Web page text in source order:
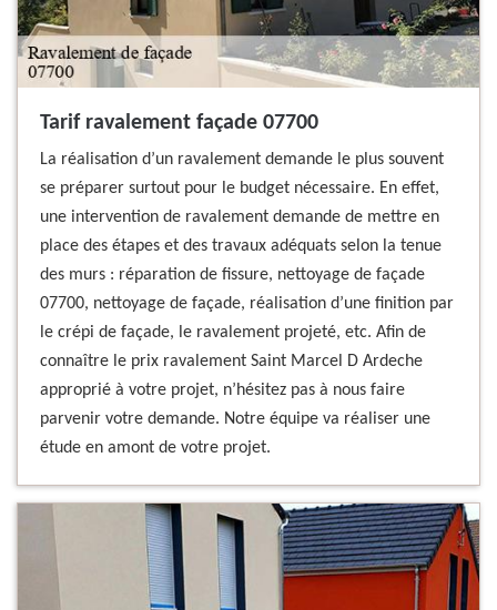
Tarif ravalement façade 07700
La réalisation d’un ravalement demande le plus souvent
se préparer surtout pour le budget nécessaire. En effet,
une intervention de ravalement demande de mettre en
place des étapes et des travaux adéquats selon la tenue
des murs : réparation de fissure, nettoyage de façade
07700, nettoyage de façade, réalisation d’une finition par
le crépi de façade, le ravalement projeté, etc. Afin de
connaître le prix ravalement Saint Marcel D Ardeche
approprié à votre projet, n’hésitez pas à nous faire
parvenir votre demande. Notre équipe va réaliser une
étude en amont de votre projet.